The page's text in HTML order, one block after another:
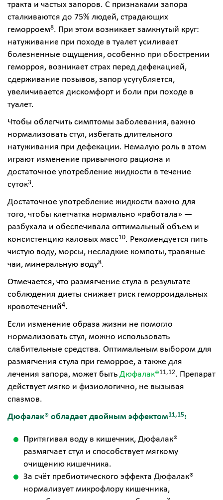
тракта и частых запоров. С признаками запора
сталкиваются до 75% людей, страдающих
геморроем8. При этом возникает замкнутый круг:
натуживание при походе в туалет усиливает
болезненные ощущения, особенно при обострении
геморроя, возникает страх перед дефекацией,
сдерживание позывов, запор усугубляется,
увеличивается дискомфорт и боли при походе в
туалет.
Чтобы облегчить симптомы заболевания, важно
нормализовать стул, избегать длительного
натуживания при дефекации. Немалую роль в этом
играют изменение привычного рациона и
достаточное употребление жидкости в течение
суток3.
Достаточное употребление жидкости важно для
того, чтобы клетчатка нормально «работала» —
разбухала и обеспечивала оптимальный объем и
консистенцию каловых масс10. Рекомендуется пить
чистую воду, морсы, несладкие компоты, травяные
чаи, минеральную воду8.
Отмечается, что размягчение стула в результате
соблюдения диеты снижает риск геморроидальных
кровотечений4.
Если изменение образа жизни не помогло
нормализовать стул, можно использовать
слабительные средства. Оптимальным выбором для
размягчения стула при геморрое, а также для
лечения запора, может быть Дюфалак®11,12. Препарат
действует мягко и физиологично, не вызывая
спазмов.
Дюфалак® обладает двойным эффектом11,15:
Притягивая воду в кишечник, Дюфалак®
размягчает стул и способствует мягкому
очищению кишечника.
За счёт пребиотического эффекта Дюфалак®
нормализует микрофлору кишечника,